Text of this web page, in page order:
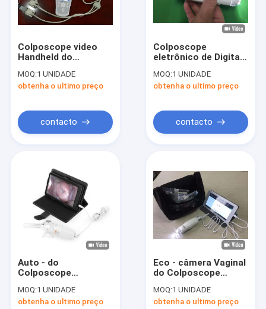
Colposcope video
Handheld do
eletrônico de alta
resolução de Digitas
MOQ:1 UNIDADE
obtenha o ultimo preço
contacto
Colposcope
eletrônico de Digitas
para encontrar a
doença da cerviz
MOQ:1 UNIDADE
obtenha o ultimo preço
contacto
Auto - do
Colposcope
de Digitas da
inspeção detector
MOQ:1 UNIDADE
obtenha o ultimo preço
Eco - câmera Vaginal
do Colposcope
de Digitas/cor do
AMIGO ângulo do
MOQ:1 UNIDADE
obtenha o ultimo preço